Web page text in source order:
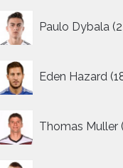
Paulo Dybala
Eden Hazard
Thomas Muller